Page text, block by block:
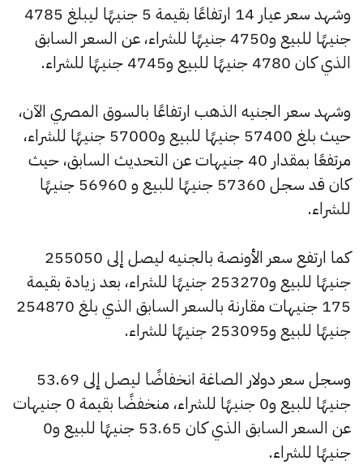
وشهد سعر عيار 14 ارتفاعًا بقيمة 5 جنيهًا ليبلغ 4785
جنيهًا للبيع و4750 جنيهًا للشراء، عن السعر السابق
الذي كان 4780 جنيهًا للبيع و4745 جنيهًا للشراء.
وشهد سعر الجنيه الذهب ارتفاعًا بالسوق المصري الآن،
حيث بلغ 57400 جنيهًا للبيع و57000 جنيهًا للشراء،
مرتفعًا بمقدار 40 جنيهات عن التحديث السابق، حيث
كان قد سجل 57360 جنيهًا للبيع و 56960 جنيهًا
للشراء.
كما ارتفع سعر الأونصة بالجنيه ليصل إلى 255050
جنيهًا للبيع و253270 جنيهًا للشراء، بعد زيادة بقيمة
175 جنيهات مقارنة بالسعر السابق الذي بلغ 254870
جنيهًا للبيع و253095 جنيهًا للشراء.
وسجل سعر دولار الصاغة انخفاضًا ليصل إلى 53.69
جنيهًا للبيع و0 جنيهًا للشراء، منخفضًا بقيمة 0 جنيهات
عن السعر السابق الذي كان 53.65 جنيهًا للبيع و0
جنيهًا للشراء.